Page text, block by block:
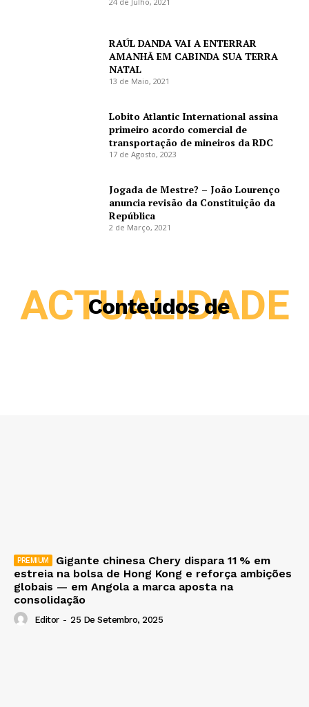
RAÚL DANDA VAI A ENTERRAR
AMANHÃ EM CABINDA SUA TERRA
NATAL
13 de Maio, 2021
Lobito Atlantic International assina
primeiro acordo comercial de
transportação de mineiros da RDC
17 de Agosto, 2023
Jogada de Mestre? – João Lourenço
anuncia revisão da Constituição da
República
2 de Março, 2021
Conteúdos de
ACTUALIDADE
Gigante chinesa Chery dispara 11 % em
estreia na bolsa de Hong Kong e reforça ambições
globais — em Angola a marca aposta na
consolidação
Editor - 25 De Setembro, 2025